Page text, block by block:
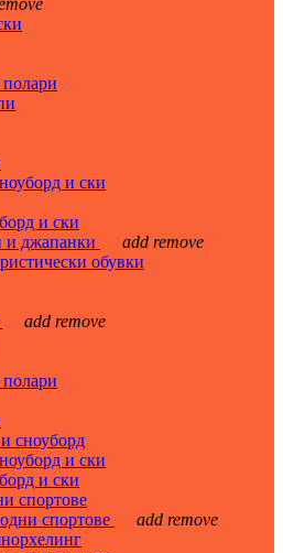
и ски
и ски
и джапанки
add remove
обувки
add remove
сноуборд
и ски
и ски
спортове
спортове
add remove